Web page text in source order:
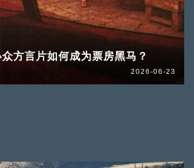
方言片如何成为票房黑马？
2026-06-23